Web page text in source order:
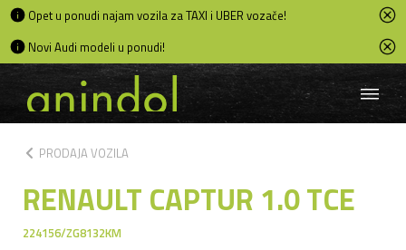
Opet u ponudi najam vozila za TAXI i UBER vozače!
Novi Audi modeli u ponudi!
chevron_left PRODAJA VOZILA
RENAULT CAPTUR 1.0 TCE
224156/ZG8132KM